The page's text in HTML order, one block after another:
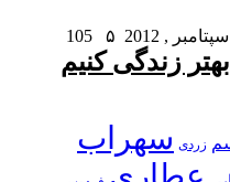
۵
زندگی کنیم
زردی سهراب